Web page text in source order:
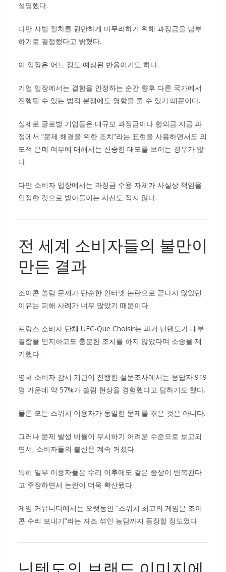
설명했다.
다만 사법 절차를 원만하게 마무리하기 위해 과징금을 납부
하기로 결정했다고 밝혔다.
이 입장은 어느 정도 예상된 반응이기도 하다.
기업 입장에서는 결함을 인정하는 순간 향후 다른 국가에서
진행될 수 있는 법적 분쟁에도 영향을 줄 수 있기 때문이다.
실제로 글로벌 기업들은 대규모 과징금이나 합의금 지급 과
정에서 “문제 해결을 위한 조치”라는 표현을 사용하면서도 의
도적 은폐 여부에 대해서는 신중한 태도를 보이는 경우가 많
다.
다만 소비자 입장에서는 과징금 수용 자체가 사실상 책임을
인정한 것으로 받아들이는 시선도 적지 않다.
전 세계 소비자들의 불만이
만든 결과
조이콘 쏠림 문제가 단순한 인터넷 논란으로 끝나지 않았던
이유는 피해 사례가 너무 많았기 때문이다.
프랑스 소비자 단체 UFC-Que Choisir는 과거 닌텐도가 내부
결함을 인지하고도 충분한 조치를 하지 않았다며 소송을 제
기했다.
영국 소비자 감시 기관이 진행한 설문조사에서는 응답자 919
명 가운데 약 57%가 쏠림 현상을 경험했다고 답하기도 했다.
물론 모든 스위치 이용자가 동일한 문제를 겪은 것은 아니다.
그러나 문제 발생 비율이 무시하기 어려운 수준으로 보고되
면서, 소비자들의 불신은 계속 커졌다.
특히 일부 이용자들은 수리 이후에도 같은 증상이 반복된다
고 주장하면서 논란이 더욱 확산됐다.
게임 커뮤니티에서는 오랫동안 “스위치 최고의 게임은 조이
콘 수리 보내기”라는 자조 섞인 농담까지 등장할 정도였다.